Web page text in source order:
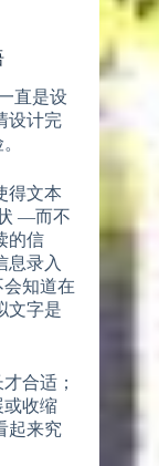
直是设
设计完
得文本
—而不
的信
息录入
知道在
文字是
合适；
或收缩
起来究